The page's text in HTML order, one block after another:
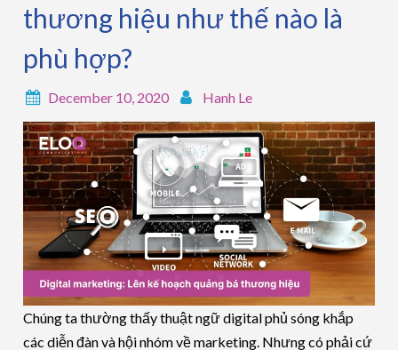
thương hiệu như thế nào là
phù hợp?
December 10, 2020 Hanh Le
Chúng ta thường thấy thuật ngữ digital phủ sóng khắp
các diễn đàn và hội nhóm về marketing. Nhưng có phải cứ